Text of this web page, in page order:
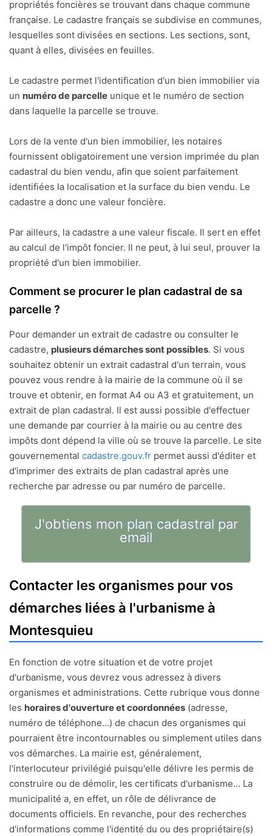
propriétés foncières se trouvant dans chaque commune
française. Le cadastre français se subdivise en communes,
lesquelles sont divisées en sections. Les sections, sont,
quant à elles, divisées en feuilles.
Le cadastre permet l'identification d'un bien immobilier via
un numéro de parcelle unique et le numéro de section
dans laquelle la parcelle se trouve.
Lors de la vente d'un bien immobilier, les notaires
fournissent obligatoirement une version imprimée du plan
cadastral du bien vendu, afin que soient parfaitement
identifiées la localisation et la surface du bien vendu. Le
cadastre a donc une valeur foncière.
Par ailleurs, la cadastre a une valeur fiscale. Il sert en effet
au calcul de l'impôt foncier. Il ne peut, à lui seul, prouver la
propriété d'un bien immobilier.
Comment se procurer le plan cadastral de sa
parcelle ?
Pour demander un extrait de cadastre ou consulter le
cadastre, plusieurs démarches sont possibles. Si vous
souhaitez obtenir un extrait cadastral d'un terrain, vous
pouvez vous rendre à la mairie de la commune où il se
trouve et obtenir, en format A4 ou A3 et gratuitement, un
extrait de plan cadastral. Il est aussi possible d'effectuer
une demande par courrier à la mairie ou au centre des
impôts dont dépend la ville où se trouve la parcelle. Le site
gouvernemental cadastre.gouv.fr permet aussi d'éditer et
d'imprimer des extraits de plan cadastral après une
recherche par adresse ou par numéro de parcelle.
J'obtiens mon plan cadastral par
email
Contacter les organismes pour vos
démarches liées à l'urbanisme à
Montesquieu
En fonction de votre situation et de votre projet
d'urbanisme, vous devrez vous adressez à divers
organismes et administrations. Cette rubrique vous donne
les horaires d'ouverture et coordonnées (adresse,
numéro de téléphone...) de chacun des organismes qui
pourraient être incontournables ou simplement utiles dans
vos démarches. La mairie est, généralement,
l'interlocuteur privilégié puisqu'elle délivre les permis de
construire ou de démolir, les certificats d'urbanisme... La
municipalité a, en effet, un rôle de délivrance de
documents officiels. En revanche, pour des recherches
d'informations comme l'identité du ou des propriétaire(s)